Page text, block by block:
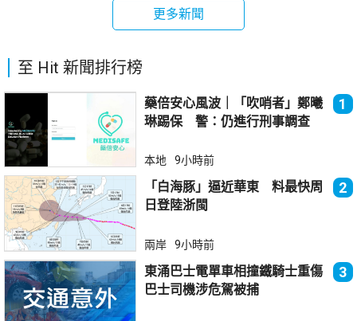
更多新聞
至 Hit 新聞排行榜
藥倍安心風波｜「吹哨者」鄭曦
琳踢保 警：仍進行刑事調查
1
本地 9小時前
「白海豚」逼近華東 料最快周
日登陸浙閩
2
兩岸 9小時前
東涌巴士電單車相撞鐵騎士重傷
巴士司機涉危駕被捕
3